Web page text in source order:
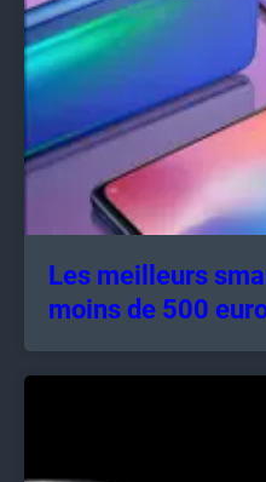
Les meilleurs
moins de 500